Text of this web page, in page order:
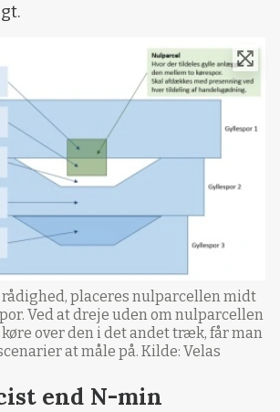
placeres nulparcellen midt
Ved at dreje uden om nulparcellen
over den i det andet træk, får man
at måle på. Kilde: Velas
end N-min